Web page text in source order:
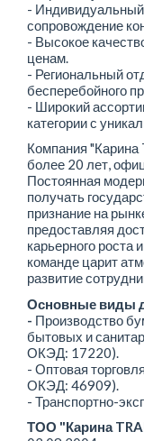
- Индивидуальный
сопровождение
- Высокое
ценам.
- Региональный
бесперебойного
- Широкий
категории с
Компания
более 20 лет,
Постоянная
получать
признание на
предоставляя
карьерного
команде царит
развитие
Основные виды
- Производство
бытовых и
ОКЭД: 17220).
- Оптовая
ОКЭД: 46909).
- Транспортно-
ТОО "Карина